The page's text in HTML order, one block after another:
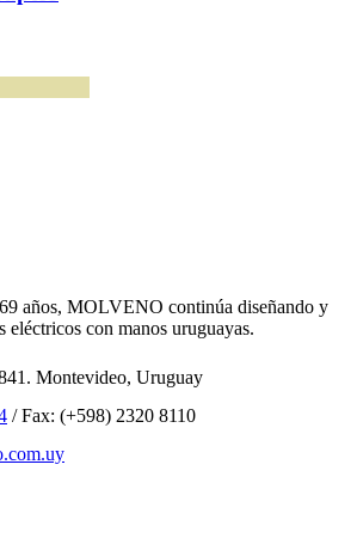
años, MOLVENO continúa diseñando y
eléctricos con manos uruguayas.
Montevideo, Uruguay
/ Fax: (+598) 2320 8110